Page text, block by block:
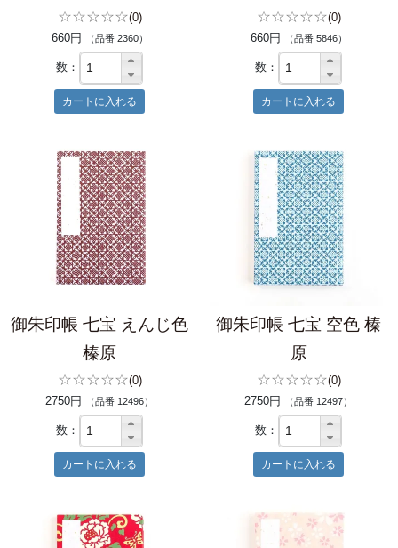
☆☆☆☆☆(0)
660円
（品番 2360）
数：
☆☆☆☆☆(0)
660円
（品番 5846）
数：
御朱印帳 七宝 えんじ色
榛原
☆☆☆☆☆(0)
2750円
（品番 12496）
数：
御朱印帳 七宝 空色 榛
原
☆☆☆☆☆(0)
2750円
（品番 12497）
数：